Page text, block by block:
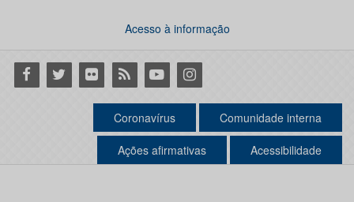
Acesso à informação
Facebook
Twitter Flickr RSS YoutubeInstagram
Coronavírus Comunidade interna
Ações afirmativas Acessibilidade